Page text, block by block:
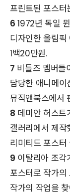
프린트된 포스
6 1972년 독일
디자인한 올림픽
1백20만원.
7 비틀즈 멤버들
담당한 애니메이
뮤직앤북스에서
8 데미안 허스트
갤러리에서 제
리미티드 포스터
9 이탈리아 조각
포스터로 작가의
작가의 작업을